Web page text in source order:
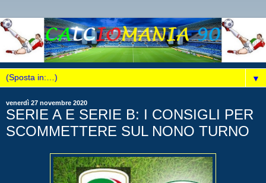
▼
venerdì 27 novembre 2020
SERIE A E SERIE B: I CONSIGLI PER
SCOMMETTERE SUL NONO TURNO